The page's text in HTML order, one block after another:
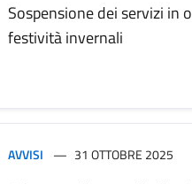
Sospensione dei servizi in
festività invernali
AVVISI 31 OTTOBRE 2025